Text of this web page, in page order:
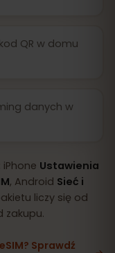
QR w domu
danych w
Ustawienia
, Android Sieć i
liczy się od
zakupu.
Sprawdź